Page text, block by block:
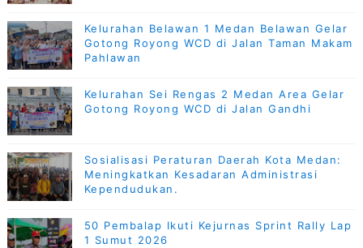
Kelurahan Belawan 1 Medan Belawan Gelar
Gotong Royong WCD di Jalan Taman Makam
Pahlawan
Kelurahan Sei Rengas 2 Medan Area Gelar
Gotong Royong WCD di Jalan Gandhi
Sosialisasi Peraturan Daerah Kota Medan:
Meningkatkan Kesadaran Administrasi
Kependudukan.
50 Pembalap Ikuti Kejurnas Sprint Rally Lap
1 Sumut 2026